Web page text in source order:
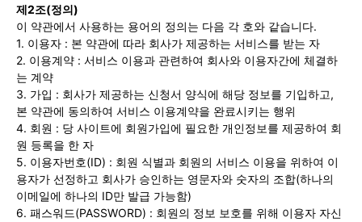
충청지역
제주지역
부산/울산 대전지역 지방정가
커뮤니티
자유게시판 미니게임 운세 풀이
충청지역
제주지역
부산/울산 대전지역 지방정가
커뮤니티
자유게시판 미니게임 운세 풀이
제2조(정의)
이 약관에서 사용하는 용어의 정의는 다음 각 호와 같습니다.
1. 이용자 : 본 약관에 따라 회사가 제공하는 서비스를 받는 자
2. 이용계약 : 서비스 이용과 관련하여 회사와 이용자간에 체결하
는 계약
3. 가입 : 회사가 제공하는 신청서 양식에 해당 정보를 기입하고,
본 약관에 동의하여 서비스 이용계약을 완료시키는 행위
4. 회원 : 당 사이트에 회원가입에 필요한 개인정보를 제공하여 회
원 등록을 한 자
5. 이용자번호(ID) : 회원 식별과 회원의 서비스 이용을 위하여 이
용자가 선정하고 회사가 승인하는 영문자와 숫자의 조합(하나의
이메일에 하나의 ID만 발급 가능함)
6. 패스워드(PASSWORD) : 회원의 정보 보호를 위해 이용자 자신